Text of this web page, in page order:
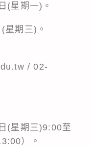
(星期一)。
星期三)。
/ 02-
(星期三)9:00至
）。